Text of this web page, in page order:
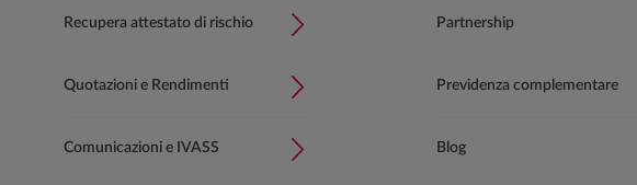
Recupera attestato di rischio
Quotazioni e Rendimenti
Comunicazioni e IVASS
Partnership
Previdenza complementare
Blog